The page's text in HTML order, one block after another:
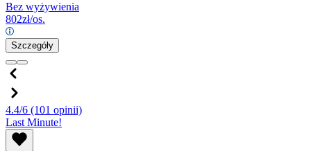
Bez wyżywienia
802zł/os.
Szczegóły
4.4/6 (101 opinii)
Last Minute!